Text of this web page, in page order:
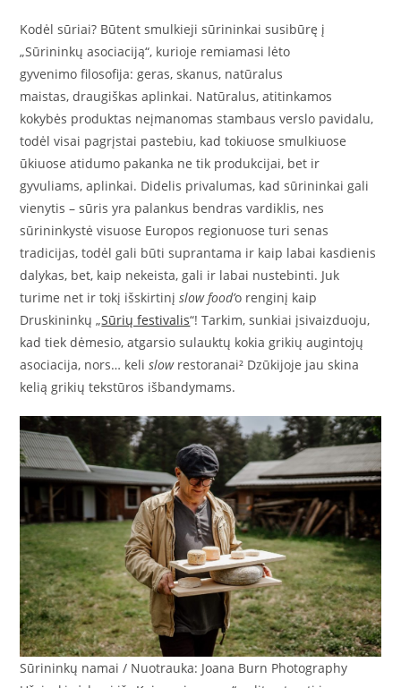
Kodėl sūriai? Būtent smulkieji sūrininkai susibūrę į
„Sūrininkų asociaciją“, kurioje remiamasi lėto
gyvenimo filosofija: geras, skanus, natūralus
maistas, draugiškas aplinkai. Natūralus, atitinkamos
kokybės produktas neįmanomas stambaus verslo pavidalu,
todėl visai pagrįstai pastebiu, kad tokiuose smulkiuose
ūkiuose atidumo pakanka ne tik produkcijai, bet ir
gyvuliams, aplinkai. Didelis privalumas, kad sūrininkai gali
vienytis – sūris yra palankus bendras vardiklis, nes
sūrininkystė visuose Europos regionuose turi senas
tradicijas, todėl gali būti suprantama ir kaip labai kasdienis
dalykas, bet, kaip nekeista, gali ir labai nustebinti. Juk
turime net ir tokį išskirtinįslow food’o renginį kaip
Druskininkų „Sūrių festivalis“! Tarkim, sunkiai įsivaizduoju,
kad tiek dėmesio, atgarsio sulauktų kokia grikių augintojų
asociacija, nors… keli slowrestoranai² Dzūkijoje jau skina
kelią grikių tekstūros išbandymams.
Sūrininkų namai / Nuotrauka: Joana Burn Photography